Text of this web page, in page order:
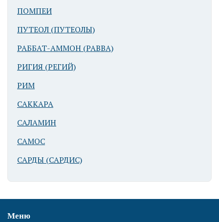
(Гелиополь).
Храм Юпитера.
Бассейн для
омовений
Баальбек
ПОМПЕИ
ПУТЕОЛ (ПУТЕОЛЫ)
РАББАТ-АММОН (РАВВА)
РИГИЯ (РЕГИЙ)
РИМ
САККАРА
САЛАМИН
САМОС
САРДЫ (САРДИС)
Меню